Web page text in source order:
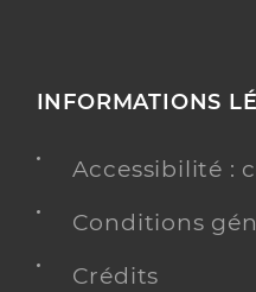
INFORMATIONS
Accessibilité :
Conditions
Crédits